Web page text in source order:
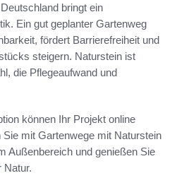
bringt ein
Ein gut geplanter Gartenweg
fördert Barrierefreiheit und
steigern. Naturstein ist
die Pflegeaufwand und
können Ihr Projekt online
mit Gartenwege mit Naturstein
Außenbereich und genießen Sie
Natur.